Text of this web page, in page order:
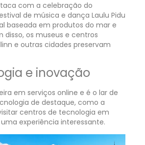
com a celebração do
de música e dança Laulu Pidu
baseada em produtos do mar e
disso, os museus e centros
e outras cidades preservam
e inovação
em serviços online e é o lar de
de destaque, como a
centros de tecnologia em
experiência interessante.